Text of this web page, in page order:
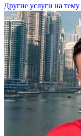
Другие услуги на